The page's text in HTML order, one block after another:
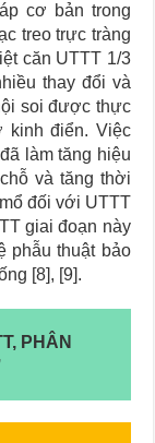
cơ bản trong
treo trực tràng
căn UTTT 1/3
thay đổi và
soi được thực
kinh điển. Việc
làm tăng hiệu
và tăng thời
đối với UTTT
giai đoạn này
phẫu thuật bảo
[8], [9].
PHÂN